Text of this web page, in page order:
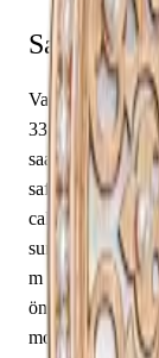
Saat
Vacheron
33580/000R-
saatidir. Pembe
safir cam ile
caliber 1003
sunmaktadır.
m su
öne
model,